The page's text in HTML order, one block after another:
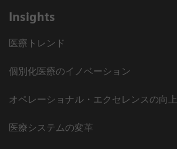
Insights
医療トレンド
個別化医療のイノベーション
オペレーショナル・エクセレンスの向上
医療システムの変革